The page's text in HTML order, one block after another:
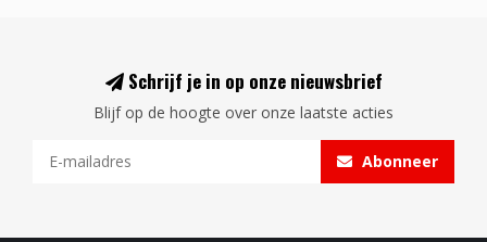
Schrijf je in op onze nieuwsbrief
Blijf op de hoogte over onze laatste acties
Abonneer